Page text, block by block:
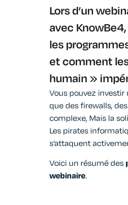
Lors d’un
avec
les
et comment
humain »
Vous pouvez
quedes firewalls,
complexe, Mais la
Les pirates
s’attaquent
Voici un résumé des
webinaire.